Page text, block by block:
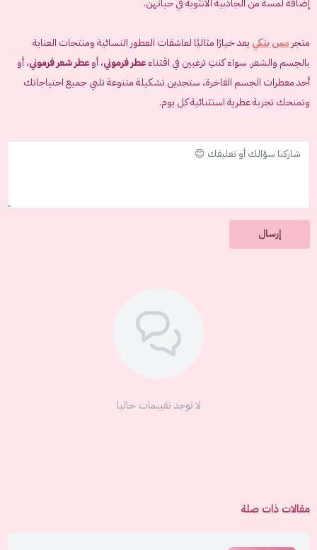
إضافة لمسة من الجاذبية الأنثوية في حياتهن.
متجر مس بنكي يعد خيارًا مثاليًا لعاشقات العطور النسائية ومنتجات العناية
بالجسم والشعر. سواء كنتِ ترغبين في اقتناءعطر فرموني، أوعطر شعر فرموني، أو
أحد معطرات الجسم الفاخرة، ستجدين تشكيلة متنوعة تلبي جميع احتياجاتك
وتمنحك تجربة عطرية استثنائية كل يوم.
إرسال
لا توجد تقييمات حاليا
مقالات ذات صلة